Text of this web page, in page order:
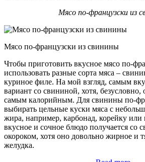
Мясо по-французски из
Мясо по-французски из свинины
Чтобы приготовить вкусное мясо по-
использовать разные сорта мяса –
куриное филе. На мой взгляд, самым
вариант со свининой, хотя, безусловно,
самым калорийным. Для свинины по-
выбирать цельные куски мяса с
жира, например, карбонад, корейку или
вкусное и сочное блюдо получается со
окороком, хотя оно довольно жирное и
желудка.